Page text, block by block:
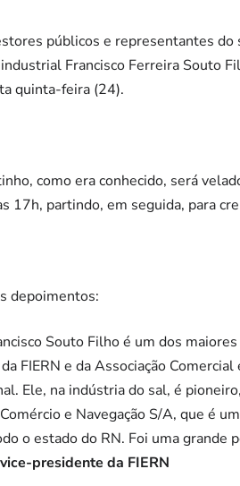
públicos e representantes
Francisco Ferreira Souto
quinta-feira (24).
como era conhecido, será
17h, partindo, em seguida, para
depoimentos:
Souto Filho é um dos
FIERN e da Associação
Ele, na indústria do sal, é
e Navegação S/A, que é
o estado do RN. Foi uma grande
presidente da FIERN